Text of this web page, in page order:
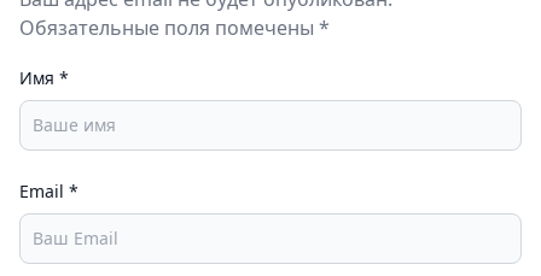
Обязательные поля помечены *
Имя *
Email *